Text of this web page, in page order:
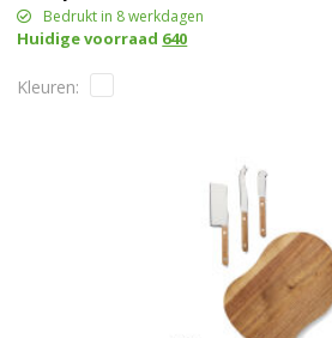
en bestek
Bedrukt in 8 werkdagen
Huidige voorraad 640